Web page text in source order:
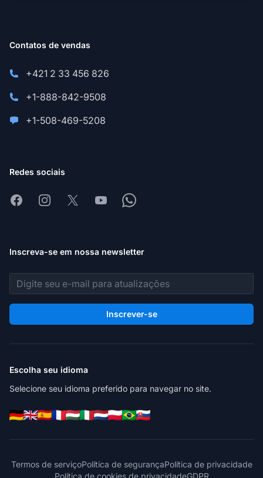
Contatos de vendas
+421 2 33 456 826
+1-888-842-9508
+1-508-469-5208
Redes sociais
FacebookInstagram
X YoutubeWhatsapp
Inscreva-se em nossa newsletter
Endereço de e-mail
Inscrever-se
Escolha seu idioma
Selecione seu idioma preferido para navegar no site.
Termos de serviçoPolítica de segurançaPolítica de privacidade
Política de cookies de privacidadeGDPR